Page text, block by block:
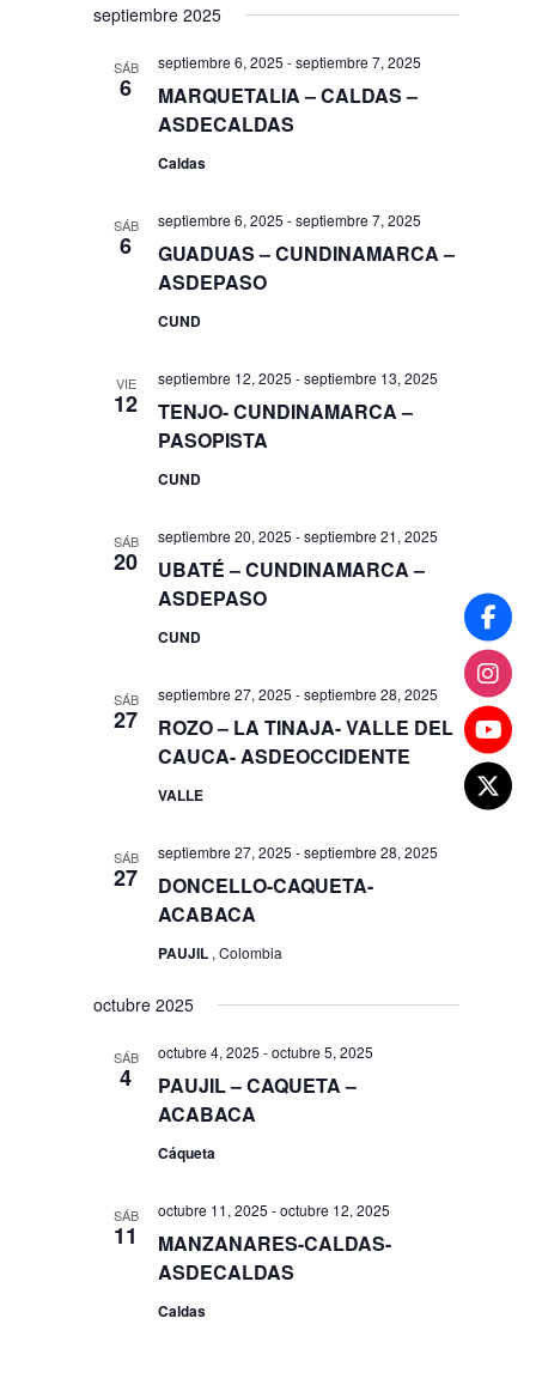
septiembre 2025
SÁB
6
MARQUETALIA – CALDAS –
ASDECALDAS
septiembre 6, 2025 -septiembre 7, 2025
Caldas
SÁB
6
GUADUAS – CUNDINAMARCA –
ASDEPASO
septiembre 6, 2025 -septiembre 7, 2025
CUND
VIE
12
TENJO- CUNDINAMARCA –
PASOPISTA
septiembre 12, 2025 -septiembre 13, 2025
CUND
SÁB
20
UBATÉ – CUNDINAMARCA –
ASDEPASO
septiembre 20, 2025 -septiembre 21, 2025
CUND
SÁB
27
ROZO – LA TINAJA- VALLE DEL
CAUCA- ASDEOCCIDENTE
septiembre 27, 2025 -septiembre 28, 2025
VALLE
SÁB
27
DONCELLO-CAQUETA-
ACABACA
septiembre 27, 2025 -septiembre 28, 2025
PAUJIL , Colombia
octubre 2025
SÁB
4
PAUJIL – CAQUETA –
ACABACA
octubre 4, 2025 -octubre 5, 2025
Cáqueta
SÁB
11
MANZANARES-CALDAS-
ASDECALDAS
octubre 11, 2025 -octubre 12, 2025
Caldas